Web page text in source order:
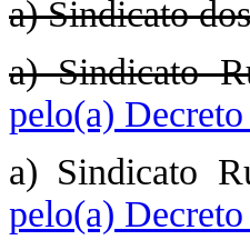
a) Sindicato
a) Sindicato
pelo(a)
a) Sindicato
pelo(a)